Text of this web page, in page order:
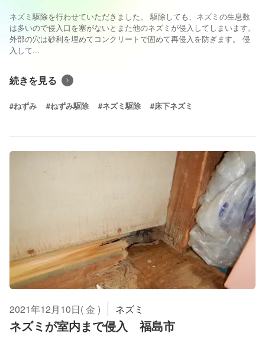
ネズミ駆除を行わせていただきました。 駆除しても、ネズミの生息数
は多いので侵入口を塞がないとまた他のネズミが侵入してしまいます。
外部の穴は砂利を埋めてコンクリートで固めて再侵入を防ぎます。 侵
入して...
続きを見る
#ねずみ #ねずみ駆除 #ネズミ駆除 #床下ネズミ
2021年12月10日( 金 ) ネズミ
ネズミが室内まで侵入 福島市